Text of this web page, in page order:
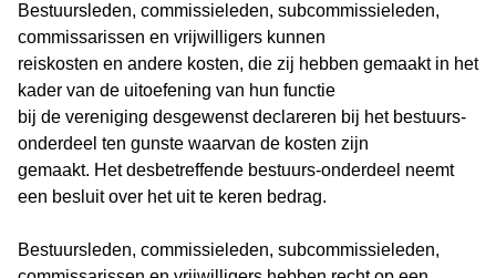
Bestuursleden, commissieleden, subcommissieleden,
commissarissen en vrijwilligers kunnen
reiskosten en andere kosten, die zij hebben gemaakt in het
kader van de uitoefening van hun functie
bij de vereniging desgewenst declareren bij het bestuurs-
onderdeel ten gunste waarvan de kosten zijn
gemaakt. Het desbetreffende bestuurs-onderdeel neemt
een besluit over het uit te keren bedrag.
Bestuursleden, commissieleden, subcommissieleden,